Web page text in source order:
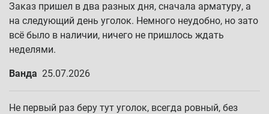
Заказ пришел в два разных дня, сначала арматуру, а
на следующий день уголок. Немного неудобно, но зато
всё было в наличии, ничего не пришлось ждать
неделями.
Ванда 25.07.2026
Не первый раз беру тут уголок, всегда ровный, без